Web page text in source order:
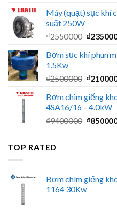
là:
Máy (quạt) sục khí
suất 250W
₫2550000 Giá
là:
₫
Bơm sục khí phun
1.5Kw
₫2500000 Giá
là:
₫
Bơm chìm giếng
4SA16/16 – 4.0kW
₫9400000 Giá
₫
TOP RATED
Bơm chìm giếng
1164 30Kw